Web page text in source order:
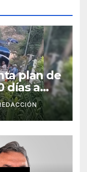
plan de
días a
para